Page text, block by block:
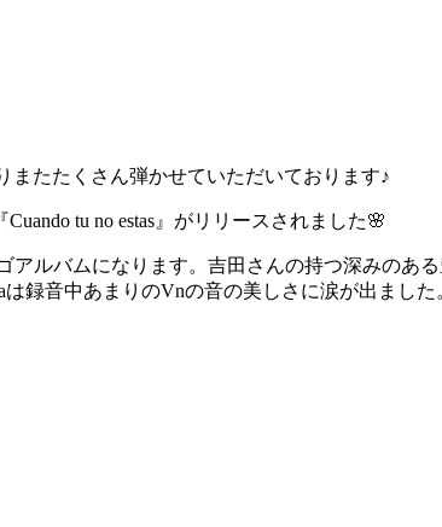
たたくさん弾かせていただいております♪
tu no estas』がリリースされました🌸
アルバムになります。吉田さんの持つ深みのあ
録音中あまりのVnの音の美しさに涙が出まし